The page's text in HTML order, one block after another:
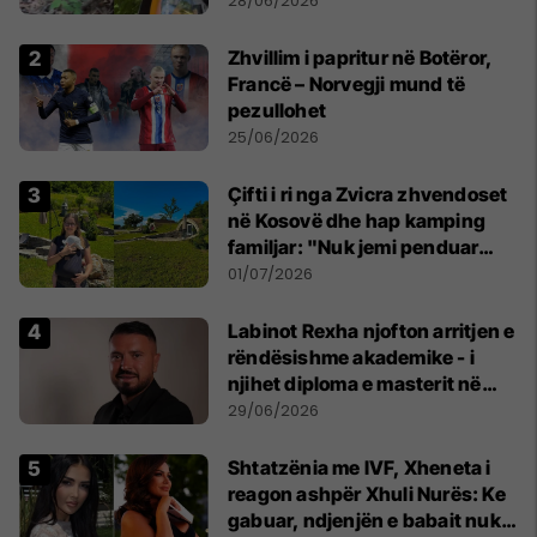
Zhvillim i papritur në Botëror,
Francë – Norvegji mund të
pezullohet
25/06/2026
Çifti i ri nga Zvicra zhvendoset
në Kosovë dhe hap kamping
familjar: "Nuk jemi penduar
asnjë ditë"
01/07/2026
Labinot Rexha njofton arritjen e
rëndësishme akademike - i
njihet diploma e masterit në
Psikologji në Zvicër
29/06/2026
Shtatzënia me IVF, Xheneta i
reagon ashpër Xhuli Nurës: Ke
gabuar, ndjenjën e babait nuk